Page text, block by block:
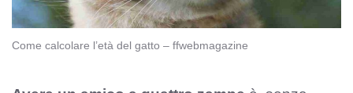
Come calcolare l’età del gatto – ffwebmagazine